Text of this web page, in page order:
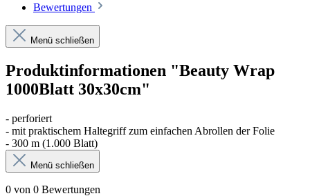
Bewertungen
Menü schließen
Produktinformationen "Beauty Wrap
1000Blatt 30x30cm"
- perforiert
- mit praktischem Haltegriff zum einfachen Abrollen der Folie
- 300 m (1.000 Blatt)
Menü schließen
0 von 0 Bewertungen